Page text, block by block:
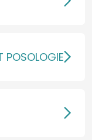
POSOLOGIE